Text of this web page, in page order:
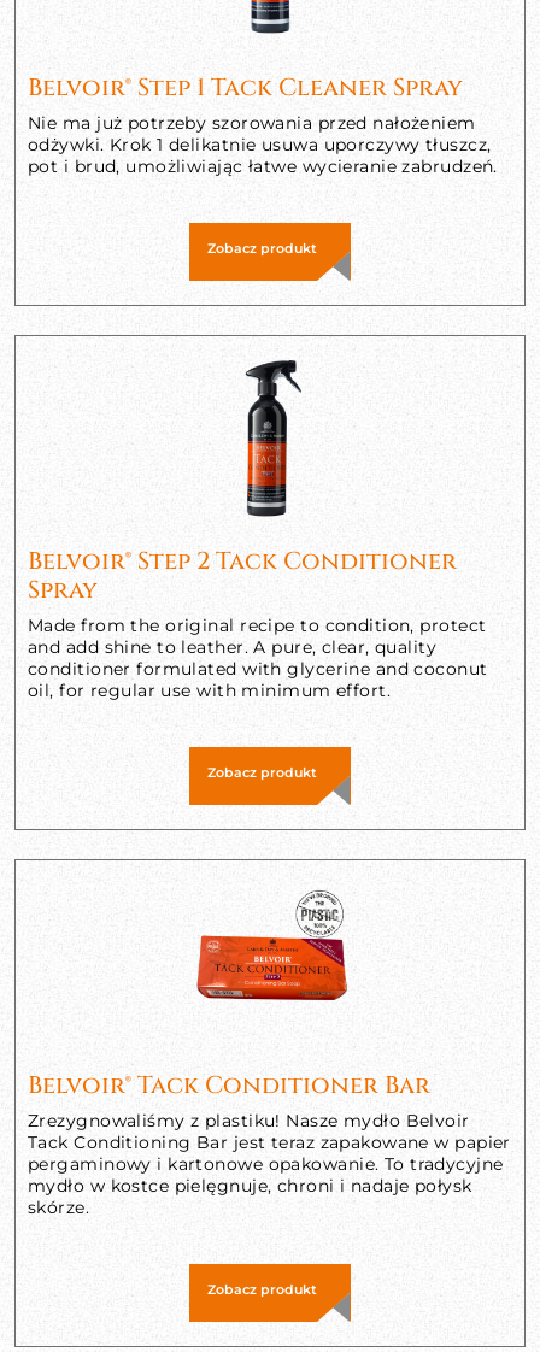
Belvoir® Step 1 Tack Cleaner Spray
Nie ma już potrzeby szorowania przed nałożeniem
odżywki. Krok 1 delikatnie usuwa uporczywy tłuszcz,
pot i brud, umożliwiając łatwe wycieranie zabrudzeń.
Zobacz produkt
Belvoir® Step 2 Tack Conditioner
Spray
Made from the original recipe to condition, protect
and add shine to leather. A pure, clear, quality
conditioner formulated with glycerine and coconut
oil, for regular use with minimum effort.
Zobacz produkt
Belvoir® Tack Conditioner Bar
Zrezygnowaliśmy z plastiku! Nasze mydło Belvoir
Tack Conditioning Bar jest teraz zapakowane w papier
pergaminowy i kartonowe opakowanie. To tradycyjne
mydło w kostce pielęgnuje, chroni i nadaje połysk
skórze.
Zobacz produkt